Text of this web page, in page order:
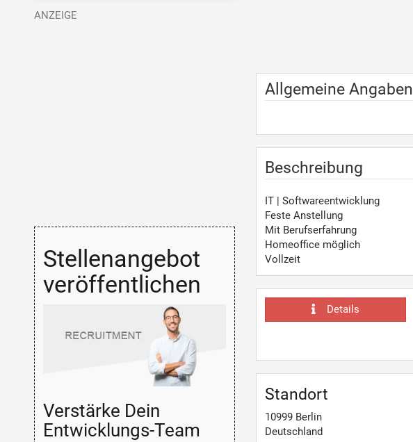
Allgemeine Angaben
Beschreibung
IT | Softwareentwicklung
Feste Anstellung
Mit Berufserfahrung
Homeoffice möglich
Vollzeit
Details
Standort
10999 Berlin
Deutschland
Stellenangebot
veröffentlichen
Verstärke Dein
Entwicklungs-Team